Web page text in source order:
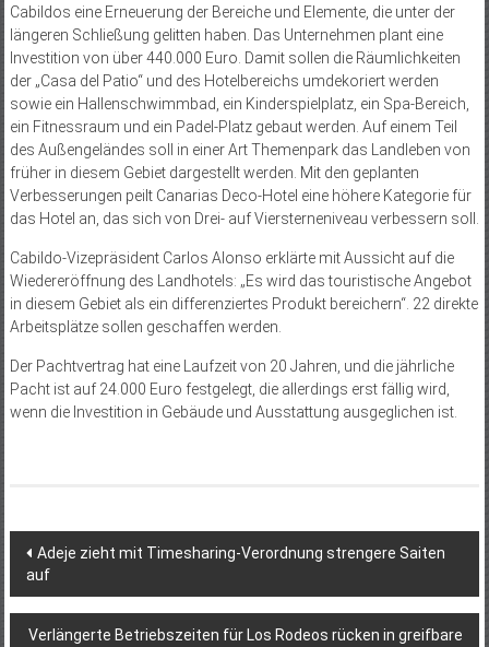
Cabildos eine Erneuerung der Bereiche und Elemente, die unter der
längeren Schließung gelitten haben. Das Unternehmen plant eine
Investition von über 440.000 Euro. Damit sollen die Räumlichkeiten
der „Casa del Patio“ und des Hotelbereichs umdekoriert werden
sowie ein Hallenschwimmbad, ein Kinderspielplatz, ein Spa-Bereich,
ein Fitnessraum und ein Padel-Platz gebaut werden. Auf einem Teil
des Außengeländes soll in einer Art Themenpark das Landleben von
früher in diesem Gebiet dargestellt werden. Mit den geplanten
Verbesserungen peilt Canarias Deco-Hotel eine höhere Kategorie für
das Hotel an, das sich von Drei- auf Viersterneniveau verbessern soll.
Cabildo-Vizepräsident Carlos Alonso erklärte mit Aussicht auf die
Wiedereröffnung des Landhotels: „Es wird das touristische Angebot
in diesem Gebiet als ein differenziertes Produkt bereichern“. 22 direkte
Arbeitsplätze sollen geschaffen werden.
Der Pachtvertrag hat eine Laufzeit von 20 Jahren, und die jährliche
Pacht ist auf 24.000 Euro festgelegt, die allerdings erst fällig wird,
wenn die Investition in Gebäude und Ausstattung ausgeglichen ist.
Beitragsnavigation
Adeje zieht mit Timesharing-Verordnung strengere Saiten
auf
Verlängerte Betriebszeiten für Los Rodeos rücken in greifbare